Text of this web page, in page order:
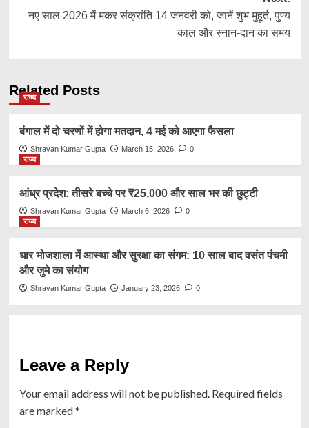
नए साल 2026 में मकर संक्रांति 14 जनवरी को, जानें शुभ मुहूर्त, पुण्य
काल और स्नान-दान का समय
Related Posts
राज्य
बंगाल में दो चरणों में होगा मतदान, 4 मई को आएगा फैसला
Shravan Kumar Gupta March 15, 2026
0
राज्य
आंध्र प्रदेश: तीसरे बच्चे पर ₹25,000 और साल भर की छुट्टी
Shravan Kumar Gupta March 6, 2026
0
राज्य
धार भोजशाला में आस्था और सुरक्षा का संगम: 10 साल बाद वसंत पंचमी
और जुमे का संयोग
Shravan Kumar Gupta January 23, 2026 0
Leave a Reply
Your email address will not be published. Required fields
are marked*